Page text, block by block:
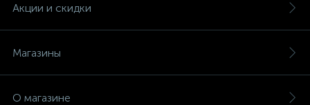
Акции и скидки
Магазины
О магазине